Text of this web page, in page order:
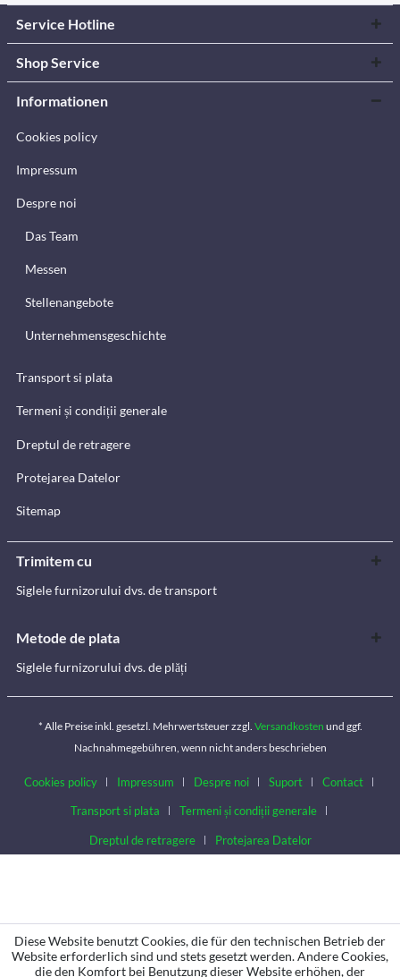
Service Hotline
Shop Service
Informationen
Cookies policy
Impressum
Despre noi
Das Team
Messen
Stellenangebote
Unternehmensgeschichte
Transport si plata
Termeni și condiții generale
Dreptul de retragere
Protejarea Datelor
Sitemap
Trimitem cu
Siglele furnizorului dvs. de transport
Metode de plata
Siglele furnizorului dvs. de plăți
* Alle Preise inkl. gesetzl. Mehrwertsteuer zzgl. Versandkosten und ggf.
Nachnahmegebühren, wenn nicht anders beschrieben
Cookies policy Impressum Despre noi Suport
Contact
Transport si plata
Termeni și condiții generale
Dreptul de retragere Protejarea Datelor
Diese Website benutzt Cookies, die für den technischen Betrieb der
Website erforderlich sind und stets gesetzt werden. Andere Cookies,
die den Komfort bei Benutzung dieser Website erhöhen, der